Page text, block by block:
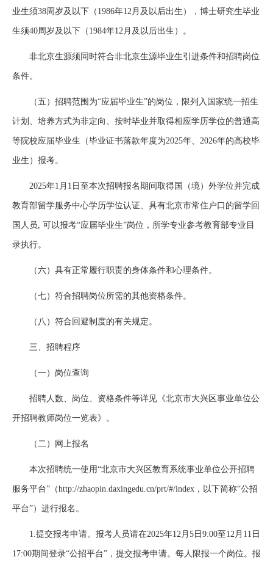
业生须38周岁及以下（1986年12月及以后出生），博士研究生毕业
生须40周岁及以下（1984年12月及以后出生）。
非北京生源须同时符合非北京生源毕业生引进条件和招聘岗位
条件。
（五）招聘范围为“应届毕业生”的岗位，限列入国家统一招生
计划、培养方式为非定向、按时毕业并取得相应学历学位的普通高
等院校应届毕业生（毕业证书落款年度为2025年、2026年的高校毕
业生）报考。
2025年1月1日至本次招聘报名期间取得国（境）外学位并完成
教育部留学服务中心学历学位认证、具有北京市常住户口的留学回
国人员, 可以报考“应届毕业生”岗位，所学专业参考教育部专业目
录执行。
（六）具有正常履行职责的身体条件和心理条件。
（七）符合招聘岗位所需的其他资格条件。
（八）符合回避制度的有关规定。
三、招聘程序
（一）岗位查询
招聘人数、岗位、资格条件等详见《北京市大兴区事业单位公
开招聘教师岗位一览表》。
（二）网上报名
本次招聘统一使用“北京市大兴区教育系统事业单位公开招聘
服务平台”（http://zhaopin.daxingedu.cn/prt/#/index，以下简称“公招
平台”）进行报名。
1.提交报考申请。报考人员请在2025年12月5日9:00至12月11日
17:00期间登录“公招平台”，提交报考申请。每人限报一个岗位。报